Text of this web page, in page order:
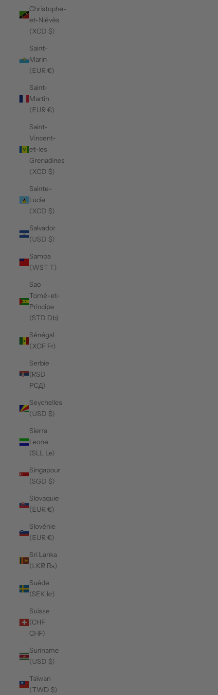
Christophe-
et-Niévès
(XCD $)
Saint-
Marin
(EUR €)
Saint-
Martin
(EUR €)
Saint-
Vincent-
et-les
Grenadines
(XCD $)
Sainte-
Lucie
(XCD $)
Salvador
(USD $)
Samoa
(WST T)
Sao
Tomé-et-
Principe
(STD Db)
Sénégal
(XOF Fr)
Serbie
(RSD
РСД)
Seychelles
(USD $)
Sierra
Leone
(SLL Le)
Singapour
(SGD $)
Slovaquie
(EUR €)
Slovénie
(EUR €)
Sri Lanka
(LKR ₨)
Suède
(SEK kr)
Suisse
(CHF
CHF)
Suriname
(USD $)
Taïwan
(TWD $)